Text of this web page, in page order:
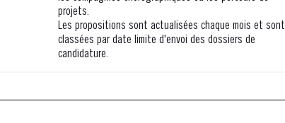
projets.
Les propositions sont actualisées chaque mois et sont
classées par date limite d'envoi des dossiers de
candidature.